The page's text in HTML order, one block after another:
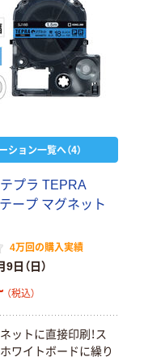
ション一覧へ（4）
プラ TEPRA
テープ マグネット
4万回の購入実績
9日（日）
（税込）
ットに直接印刷！ス
ワイトボードに繰り